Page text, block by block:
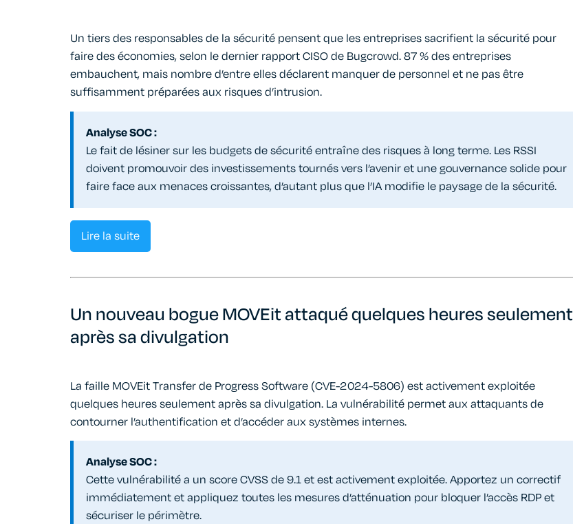
Un tiers des responsables de la sécurité pensent que les entreprises sacrifient la sécurité pour
faire des économies, selon le dernier rapport CISO de Bugcrowd. 87 % des entreprises
embauchent, mais nombre d’entre elles déclarent manquer de personnel et ne pas être
suffisamment préparées aux risques d’intrusion.
Analyse SOC :
Le fait de lésiner sur les budgets de sécurité entraîne des risques à long terme. Les RSSI
doivent promouvoir des investissements tournés vers l’avenir et une gouvernance solide pour
faire face aux menaces croissantes, d’autant plus que l’IA modifie le paysage de la sécurité.
Lire la suite
Un nouveau bogue MOVEit attaqué quelques heures seulement
après sa divulgation
La faille MOVEit Transfer de Progress Software (CVE-2024-5806) est activement exploitée
quelques heures seulement après sa divulgation. La vulnérabilité permet aux attaquants de
contourner l’authentification et d’accéder aux systèmes internes.
Analyse SOC :
Cette vulnérabilité a un score CVSS de 9.1 et est activement exploitée. Apportez un correctif
immédiatement et appliquez toutes les mesures d’atténuation pour bloquer l’accès RDP et
sécuriser le périmètre.